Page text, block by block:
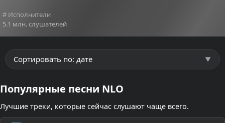
# Исполнители
5.1 млн. слушателей
Популярные песни NLO
Лучшие треки, которые сейчас слушают чаще всего.